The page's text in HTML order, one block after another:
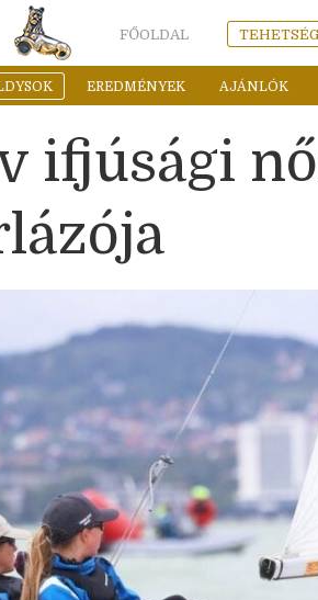
FŐOLDAL
EREDMÉNYEK AJÁNLÓK
ifjúsági